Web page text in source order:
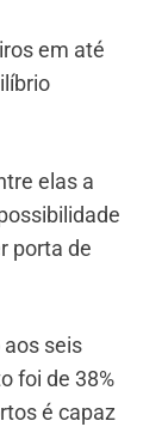
em até
elas a
porta de
seis
foi de 38%
é capaz